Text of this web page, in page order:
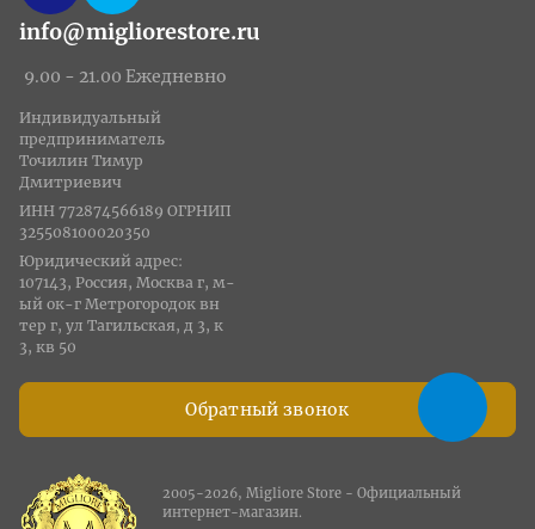
info@migliorestore.ru
9.00 - 21.00 Ежедневно
Обратный звонок
Индивидуальный
предприниматель
Точилин Тимур
Дмитриевич
ИНН 772874566189 ОГРНИП
325508100020350
Юридический адрес:
107143, Россия, Москва г, м-
ый ок-г Метрогородок вн
тер г, ул Тагильская, д 3, к
3, кв 50
2005-2026, Migliore Store - Официальный
интернет-магазин.